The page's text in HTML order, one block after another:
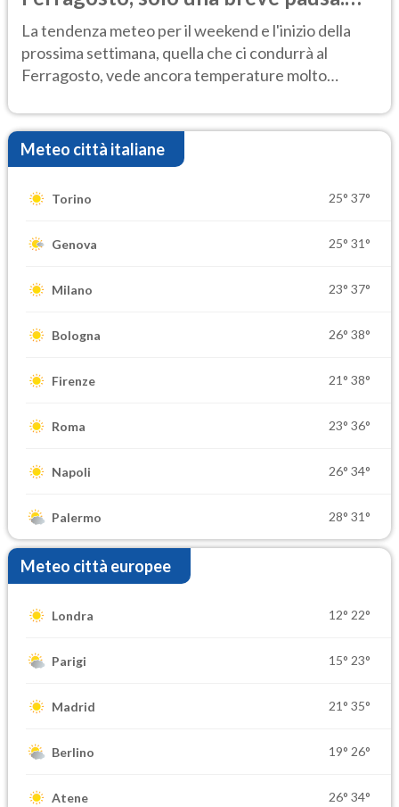
Ecco dove
La tendenza meteo per il weekend e l'inizio della
prossima settimana, quella che ci condurrà al
Ferragosto, vede ancora temperature molto
Meteo città italiane
Torino 25° 37°
Genova 25° 31°
Milano 23° 37°
Bologna 26° 38°
Firenze 21° 38°
Roma 23° 36°
Napoli 26° 34°
Palermo 28° 31°
Meteo città europee
Londra 12° 22°
Parigi 15° 23°
Madrid 21° 35°
Berlino 19° 26°
Atene 26° 34°